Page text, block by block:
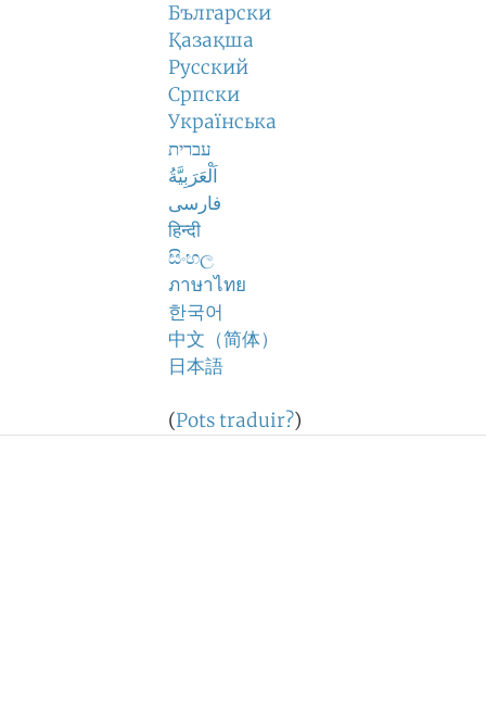
Български
Қазақша
Русский
Српски
Українська
עברית
اَلْعَرَبِيَّةُ
فارسی
हिन्दी
සිංහල
ภาษาไทย
한국어
中文（简体）
日本語
(Pots traduir?)